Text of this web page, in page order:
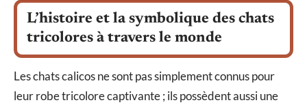
L’histoire et la symbolique des chats
tricolores à travers le monde
Les chats calicos ne sont pas simplement connus pour
leur robe tricolore captivante ; ils possèdent aussi une